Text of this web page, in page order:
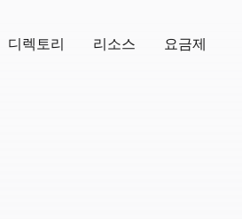
디렉토리 리소스 요금제